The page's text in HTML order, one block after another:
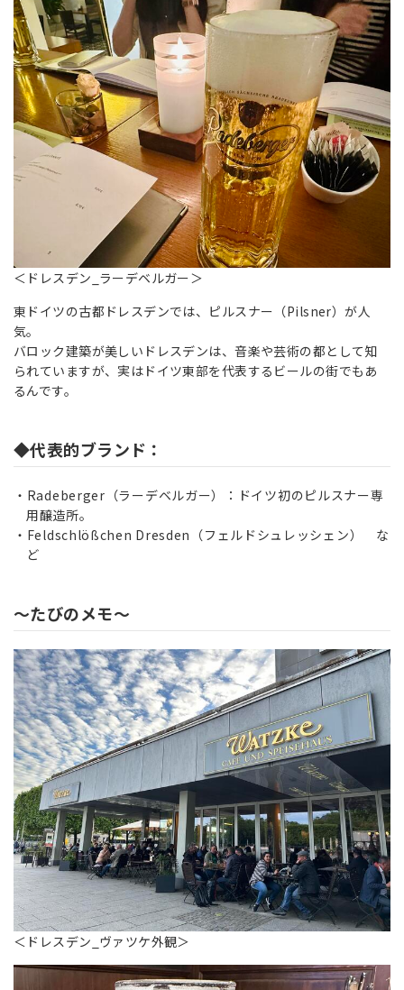
＜ドレスデン_ラーデベルガー＞
東ドイツの古都ドレスデンでは、ピルスナー（Pilsner）が人
気。
バロック建築が美しいドレスデンは、音楽や芸術の都として知
られていますが、実はドイツ東部を代表するビールの街でもあ
るんです。
◆代表的ブランド：
Radeberger（ラーデベルガー）：ドイツ初のピルスナー専
用醸造所。
Feldschlößchen Dresden（フェルドシュレッシェン） な
ど
～たびのメモ～
＜ドレスデン_ヴァツケ外観＞